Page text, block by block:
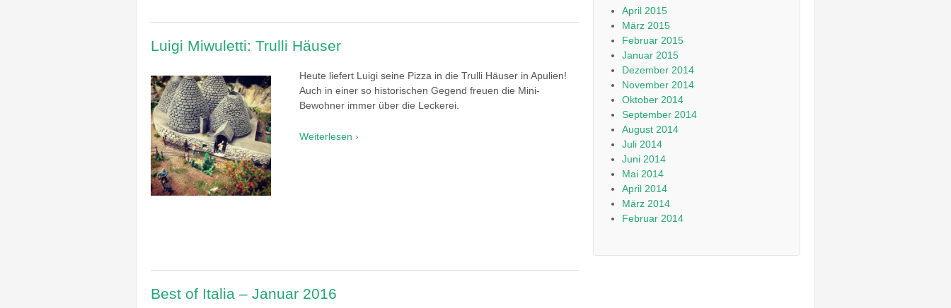
Luigi Miwuletti: Trulli Häuser
Heute liefert Luigi seine Pizza in die Trulli Häuser in Apulien!
Auch in einer so historischen Gegend freuen die Mini-
Bewohner immer über die Leckerei.
Weiterlesen ›
Best of Italia – Januar 2016
April 2015
März 2015
Februar 2015
Januar 2015
Dezember 2014
November 2014
Oktober 2014
September 2014
August 2014
Juli 2014
Juni 2014
Mai 2014
April 2014
März 2014
Februar 2014